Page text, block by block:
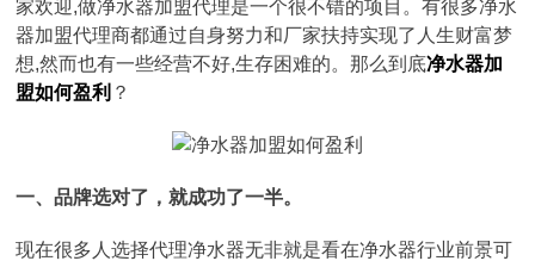
家欢迎,做净水器加盟代理是一个很不错的项目。有很多净水
器加盟代理商都通过自身努力和厂家扶持实现了人生财富梦
想,然而也有一些经营不好,生存困难的。那么到底净水器加
盟如何盈利 ？
一、品牌选对了，就成功了一半。
现在很多人选择代理净水器无非就是看在净水器行业前景可